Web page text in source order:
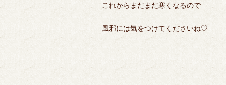
これからまだまだ寒くなるので
風邪には気をつけてくださいね♡